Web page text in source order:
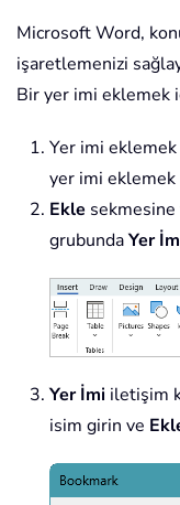
Microsoft Word,
işaretlemenizi
Bir yer imi eklemek
Yer imi
yer imi
Ekle sekmesine
grubundaYer
Yer İmi iletişim
isim girin ve